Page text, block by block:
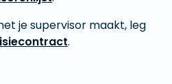
je supervisor maakt, leg
.